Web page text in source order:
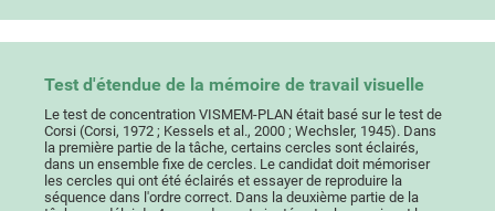
Test d'étendue de la mémoire de travail visuelle
Le test de concentration VISMEM-PLAN était basé sur le test de
Corsi (Corsi, 1972 ; Kessels et al., 2000 ; Wechsler, 1945). Dans
la première partie de la tâche, certains cercles sont éclairés,
dans un ensemble fixe de cercles. Le candidat doit mémoriser
les cercles qui ont été éclairés et essayer de reproduire la
séquence dans l'ordre correct. Dans la deuxième partie de la